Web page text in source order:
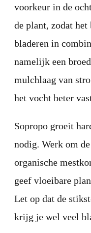
voorkeur in de
de plant, zodat
bladeren in
namelijk een
mulchlaag van
het vocht beter
Sopropo groeit
nodig. Werk om
organische
geef vloeibare
Let op dat de
krijg je wel veel